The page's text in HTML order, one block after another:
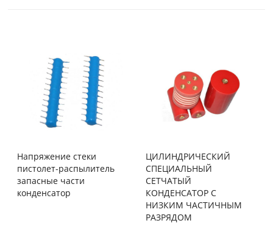
Напряжение стеки
пистолет-распылитель
запасные части
конденсатор
ЦИЛИНДРИЧЕСКИЙ
СПЕЦИАЛЬНЫЙ
СЕТЧАТЫЙ
КОНДЕНСАТОР С
НИЗКИМ ЧАСТИЧНЫМ
РАЗРЯДОМ